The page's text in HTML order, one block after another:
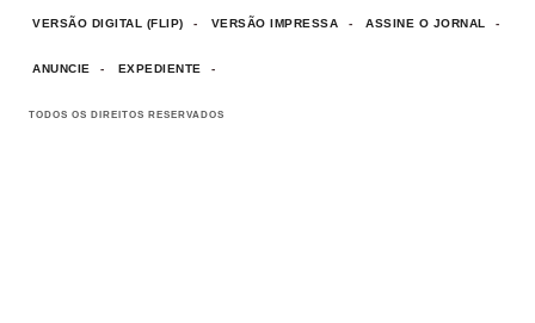
VERSÃO DIGITAL (FLIP) VERSÃO IMPRESSA ASSINE O JORNAL
ANUNCIE EXPEDIENTE
TODOS OS DIREITOS RESERVADOS